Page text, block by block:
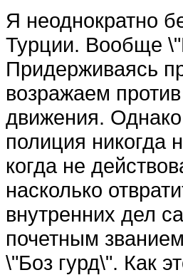
Я неоднократно
Турции. Вообще
Придерживаясь
возражаем
дви­жения.
полиция никогда
когда не
насколько
внутренних дел
по­четным
\"Боз гурд\". Как